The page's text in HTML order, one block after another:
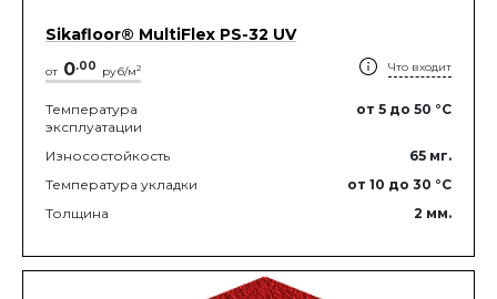
Sikafloor® MultiFlex PS-32 UV
от 0.00 руб/м2 Что входит
Температура
эксплуатации
от 5 до 50 °C
Износостойкость 65 мг.
Температура укладки
от 10 до 30 °C
Толщина
2 мм.